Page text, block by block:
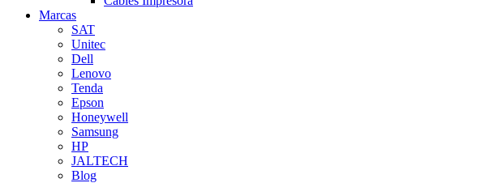
Marcas
SAT
Unitec
Dell
Lenovo
Tenda
Epson
Honeywell
Samsung
HP
JALTECH
Blog